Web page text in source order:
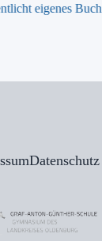
eigenes Buch
Datenschutz